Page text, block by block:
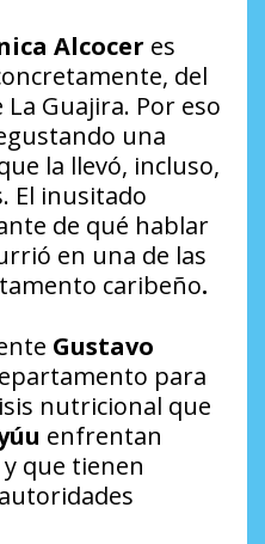
Alcocer es
del
Guajira. Por eso
una
la llevó, incluso,
El inusitado
de qué hablar
en una de las
caribeño.
Gustavo
para
nutricional que
enfrentan
que tienen